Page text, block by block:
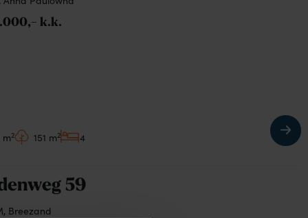
k.k.
m2 151 m2 4
59
Breezand